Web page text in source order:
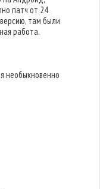
патч от 24
там были
работа.
необыкновенно